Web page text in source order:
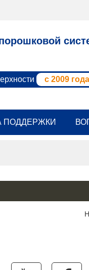
с 2009 года
ПОДДЕРЖКИ